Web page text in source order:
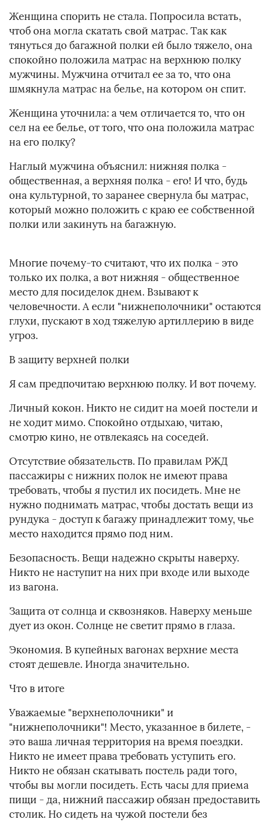
Женщина спорить не стала. Попросила встать,
чтоб она могла скатать свой матрас. Так как
тянуться до багажной полки ей было тяжело, она
спокойно положила матрас на верхнюю полку
мужчины. Мужчина отчитал ее за то, что она
шмякнула матрас на белье, на котором он спит.
Женщина уточнила: а чем отличается то, что он
сел на ее белье, от того, что она положила матрас
на его полку?
Наглый мужчина объяснил: нижняя полка -
общественная, а верхняя полка - его! И что, будь
она культурной, то заранее свернула бы матрас,
который можно положить с краю ее собственной
полки или закинуть на багажную.
Многие почему-то считают, что их полка - это
только их полка, а вот нижняя - общественное
место для посиделок днем. Взывают к
человечности. А если "нижнеполочники" остаются
глухи, пускают в ход тяжелую артиллерию в виде
угроз.
В защиту верхней полки
Я сам предпочитаю верхнюю полку. И вот почему.
Личный кокон. Никто не сидит на моей постели и
не ходит мимо. Спокойно отдыхаю, читаю,
смотрю кино, не отвлекаясь на соседей.
Отсутствие обязательств. По правилам РЖД
пассажиры с нижних полок не имеют права
требовать, чтобы я пустил их посидеть. Мне не
нужно поднимать матрас, чтобы достать вещи из
рундука - доступ к багажу принадлежит тому, чье
место находится прямо под ним.
Безопасность. Вещи надежно скрыты наверху.
Никто не наступит на них при входе или выходе
из вагона.
Защита от солнца и сквозняков. Наверху меньше
дует из окон. Солнце не светит прямо в глаза.
Экономия. В купейных вагонах верхние места
стоят дешевле. Иногда значительно.
Что в итоге
Уважаемые "верхнеполочники" и
"нижнеполочники"! Место, указанное в билете, -
это ваша личная территория на время поездки.
Никто не имеет права требовать уступить его.
Никто не обязан скатывать постель ради того,
чтобы вы могли посидеть. Есть часы для приема
пищи - да, нижний пассажир обязан предоставить
столик. Но сидеть на чужой постели без